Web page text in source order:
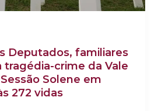
Deputados, familiares
tragédia-crime da Vale
Solene em
272 vidas